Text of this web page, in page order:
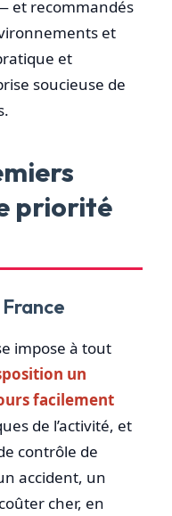
et recommandés
et
et
soucieuse de
priorité
impose à tout
un
facilement
de l’activité, et
contrôle de
accident, un
cher, en